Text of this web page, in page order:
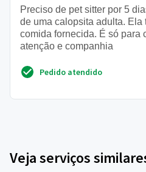
Preciso de pet sitter por 5
de uma calopsita adulta. Ela
comida fornecida. É só para
atenção e companhia
Pedido atendido
Veja serviços